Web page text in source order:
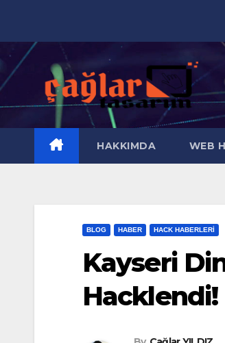
content
HAKKIMDA WEB
BLOG HABER HACK HABERLERI
Kayseri
Hacklendi!